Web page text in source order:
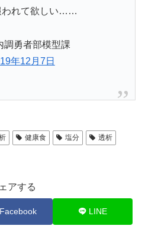
われて欲しい……
勇者部模型課
年12月7日
健康食 塩分
透析
アする
Facebook LINE